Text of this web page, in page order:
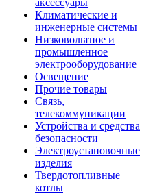
аксессуары
Климатические и
инженерные системы
Низковольтное и
промышленное
электрооборудование
Освещение
Прочие товары
Связь,
телекоммуникации
Устройства и средства
безопасности
Электроустановочные
изделия
Твердотопливные
котлы